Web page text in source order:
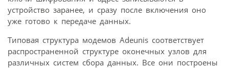
устройство заранее, и сразу после включения оно
уже готово к передаче данных.
Типовая структура модемов Adeunis соответствует
распространенной структуре оконечных узлов для
различных систем сбора данных. Все они построены